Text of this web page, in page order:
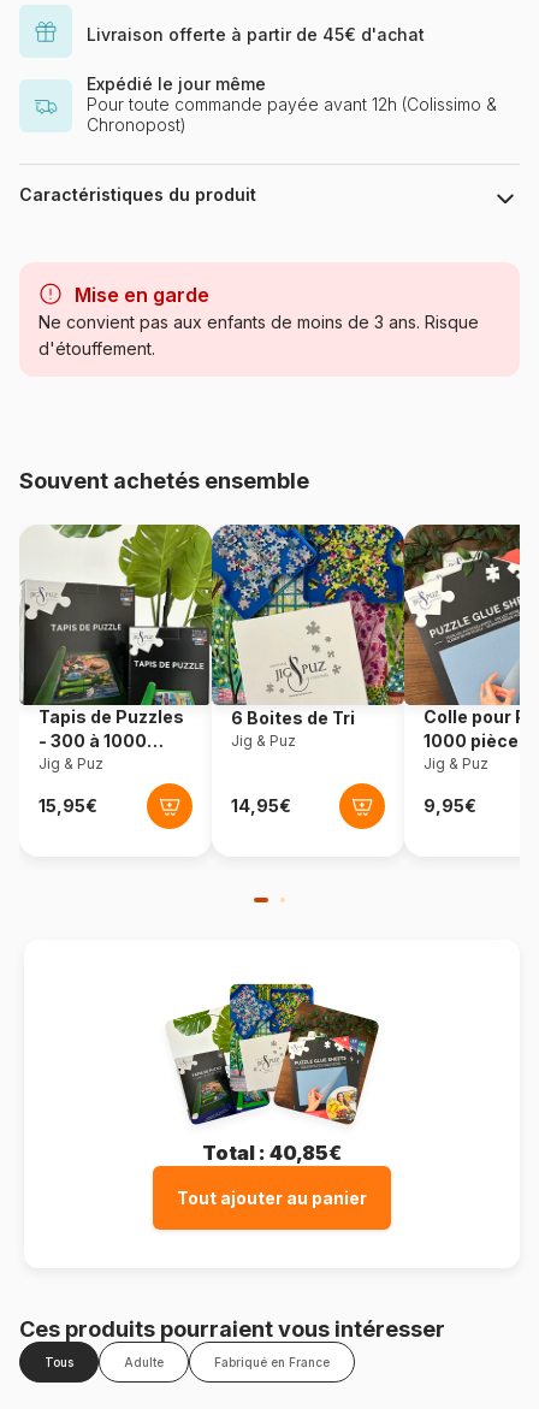
Livraison offerte à partir de 45€ d'achat
Expédié le jour même
Pour toute commande payée avant 12h (Colissimo &
Chronopost)
Caractéristiques du produit
Catégorie
Educa-20253
EAN 8412668202535
Nombre de pièces 500 pièces
Dimensions 33 x 23 cm
Mise en garde
Ne convient pas aux enfants de moins de 3 ans. Risque
d'étouffement.
Souvent achetés ensemble
Tapis de Puzzles
- 300 à 1000
pièces
Jig & Puz
6 Boites de Tri
Jig & Puz
Colle pour
1000 pièces
Jig & Puz
Total : 40,85€
Tout ajouter au panier
Ces produits pourraient vous intéresser
Tous Adulte Fabriqué en France